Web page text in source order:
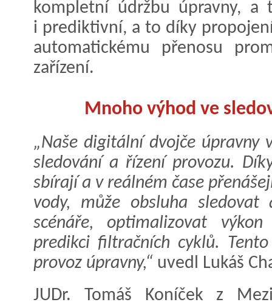
kompletní údržbu úpravny, a
i prediktivní, a to díky
automatickému přenosu
zařízení.
Mnoho výhod ve
„Naše digitální dvojče úpravny
sledování a řízení provozu.
sbírají a v reálném čase
vody, může obsluha
scénáře, optimalizovat
predikci filtračních cyklů.
provoz úpravny,“ uvedl Lukáš
JUDr. Tomáš Koníček z